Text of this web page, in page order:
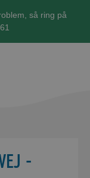
så ring på
-